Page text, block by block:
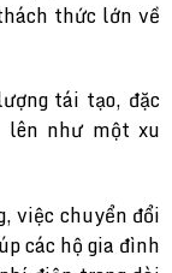
thức lớn về
tái tạo, đặc
lên như một xu
việc chuyển đổi
các hộ gia đình